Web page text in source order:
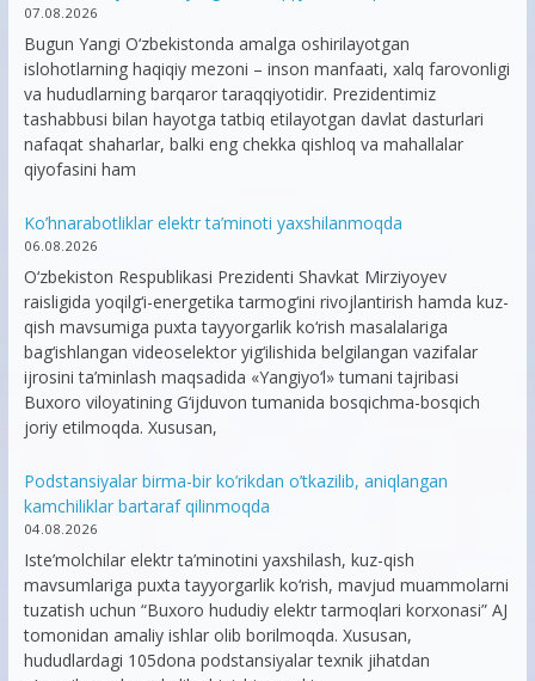
07.08.2026
Bugun Yangi O‘zbekistonda amalga oshirilayotgan
islohotlarning haqiqiy mezoni – inson manfaati, xalq farovonligi
va hududlarning barqaror taraqqiyotidir. Prezidentimiz
tashabbusi bilan hayotga tatbiq etilayotgan davlat dasturlari
nafaqat shaharlar, balki eng chekka qishloq va mahallalar
qiyofasini ham
Ko’hnarabotliklar elektr ta’minoti yaxshilanmoqda
06.08.2026
O‘zbekiston Respublikasi Prezidenti Shavkat Mirziyoyev
raisligida yoqilg‘i-energetika tarmog‘ini rivojlantirish hamda kuz-
qish mavsumiga puxta tayyorgarlik ko‘rish masalalariga
bag‘ishlangan videoselektor yig‘ilishida belgilangan vazifalar
ijrosini ta’minlash maqsadida «Yangiyo‘l» tumani tajribasi
Buxoro viloyatining G‘ijduvon tumanida bosqichma-bosqich
joriy etilmoqda. Xususan,
Podstansiyalar birma-bir ko’rikdan o’tkazilib, aniqlangan
kamchiliklar bartaraf qilinmoqda
04.08.2026
Iste’molchilar elektr ta’minotini yaxshilash, kuz-qish
mavsumlariga puxta tayyorgarlik ko‘rish, mavjud muammolarni
tuzatish uchun “Buxoro hududiy elektr tarmoqlari korxonasi” AJ
tomonidan amaliy ishlar olib borilmoqda. Xususan,
hududlardagi 105dona podstansiyalar texnik jihatdan